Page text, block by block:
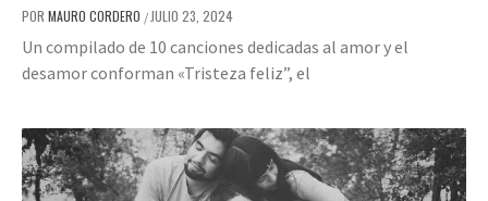
POR MAURO CORDERO / JULIO 23, 2024
Un compilado de 10 canciones dedicadas al amor y el
desamor conforman «Tristeza feliz”, el